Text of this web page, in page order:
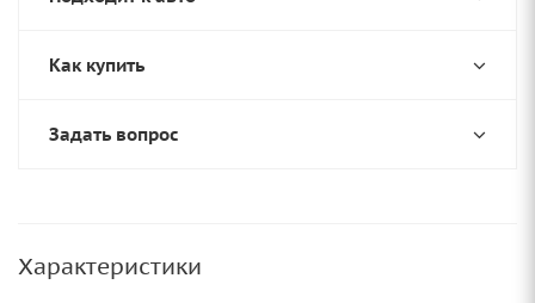
Как купить
Задать вопрос
Характеристики